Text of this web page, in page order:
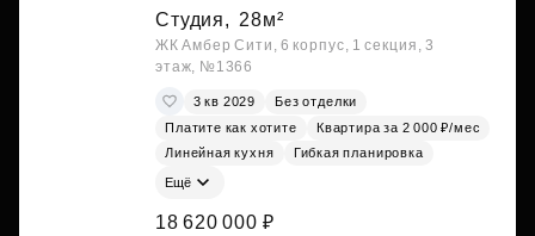
Студия, 28м²
ЖК Амбер Сити, 6 корпус, 1 секция, 3
этаж, №1366
3 кв 2029
Без отделки
Платите как хотите
Квартира за 2 000 ₽/мес
Линейная кухня
Гибкая планировка
Ещё
18 620 000 ₽